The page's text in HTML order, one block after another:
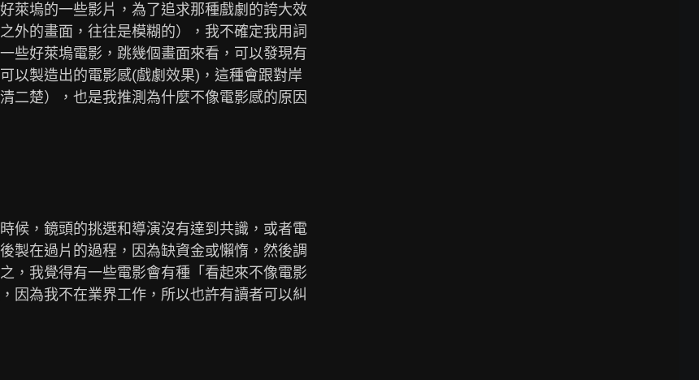
萊塢的一些影片，為了追求那種戲劇的誇大效
外的畫面，往往是模糊的），我不確定我用詞
些好萊塢電影，跳幾個畫面來看，可以發現有
以製造出的電影感(戲劇效果)，這種會跟對岸
二楚），也是我推測為什麼不像電影感的原因
候，鏡頭的挑選和導演沒有達到共識，或者電
製在過片的過程，因為缺資金或懶惰，然後調
，我覺得有一些電影會有種「看起來不像電影
因為我不在業界工作，所以也許有讀者可以糾